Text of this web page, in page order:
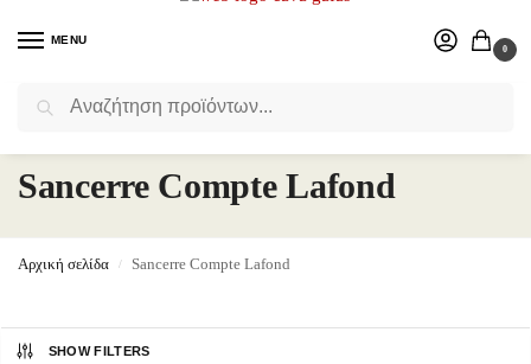
MENU
0
Επιλέξτε ένα δώρο για το αγαπημένο σας πρόσωπο.
Sancerre Compte Lafond
Αρχική σελίδα / Sancerre Compte Lafond
SHOW FILTERS